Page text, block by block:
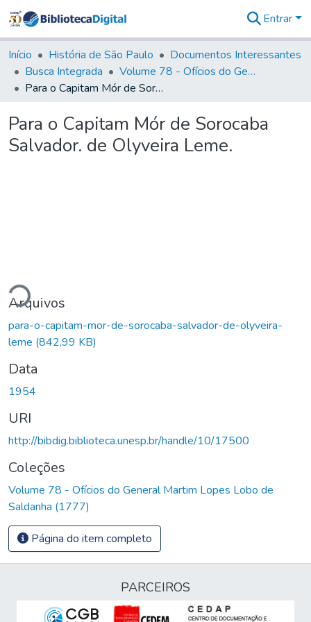
&
Coleções
Tudo na
Biblioteca
Estatísticas
Entrar
Início História de São Paulo
Documentos Interessantes
Busca Integrada
Volume 78 - Ofícios do General Martim Lopes Lobo de Saldanha (1777)
Para o Capitam Mór de Sorocaba Salvador. de Olyveira Leme.
Para o Capitam Mór de Sorocaba
Salvador. de Olyveira Leme.
Arquivos
para-o-capitam-mor-de-sorocaba-salvador-de-olyveira-
leme (842,99 KB)
Data
1954
URI
http://bibdig.biblioteca.unesp.br/handle/10/17500
Coleções
Volume 78 - Ofícios do General Martim Lopes Lobo de
Saldanha (1777)
Página do item completo
PARCEIROS